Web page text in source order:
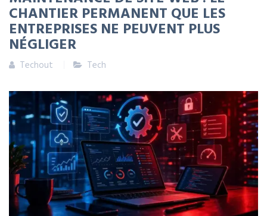
CHANTIER PERMANENT QUE LES
ENTREPRISES NE PEUVENT PLUS
NÉGLIGER
Techout Tech